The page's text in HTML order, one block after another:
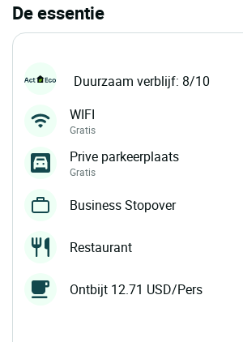
De essentie
Duurzaam verblijf: 8/10
WIFI
Gratis
Prive parkeerplaats
Gratis
Business Stopover
Restaurant
Ontbijt 12.71 USD/Pers